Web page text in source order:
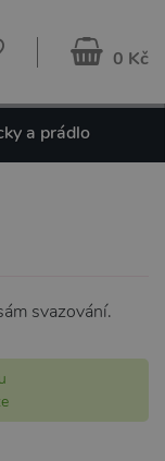
0 Kč
a prádlo
svazování.